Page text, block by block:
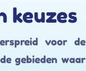
keuzes
voor de
gebieden waar